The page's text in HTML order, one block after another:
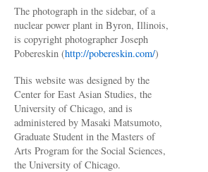
The photograph in the sidebar, of a
nuclear power plant in Byron, Illinois,
is copyright photographer Joseph
Pobereskin (http://pobereskin.com/)
This website was designed by the
Center for East Asian Studies, the
University of Chicago, and is
administered by Masaki Matsumoto,
Graduate Student in the Masters of
Arts Program for the Social Sciences,
the University of Chicago.